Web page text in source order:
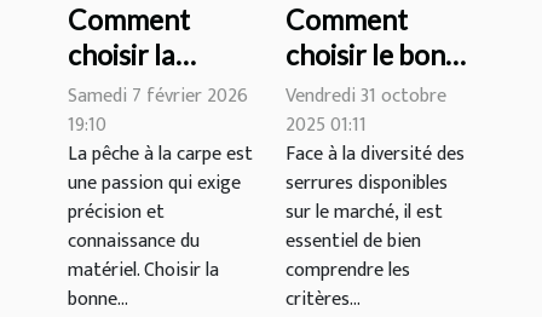
Comment
choisir la
longueur et la
puissance
idéales pour
votre canne à
carpe ?
Samedi 7 février 2026
19:10
La pêche à la carpe est
une passion qui exige
précision et
connaissance du
matériel. Choisir la
bonne...
Comment
choisir le bon
type de serrure
pour votre
domicile ?
Vendredi 31 octobre
2025 01:11
Face à la diversité des
serrures disponibles
sur le marché, il est
essentiel de bien
comprendre les
critères...